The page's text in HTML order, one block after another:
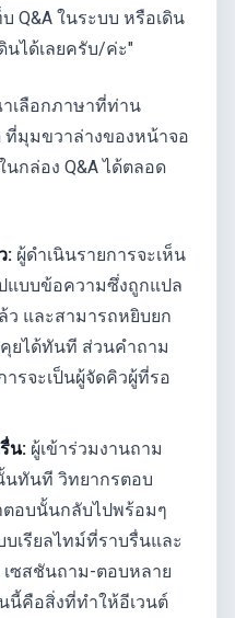
Q&A ในระบบ หรือเดิน
นได้เลยครับ/ค่ะ"
เลือกภาษาที่ท่าน
ที่มุมขวาล่างของหน้าจอ
กล่อง Q&A ได้ตลอด
: ผู้ดำเนินรายการจะเห็น
แบบข้อความซึ่งถูกแปล
ว และสามารถหยิบยก
ยได้ทันที ส่วนคำถาม
ารจะเป็นผู้จัดคิวผู้ที่รอ
น: ผู้เข้าร่วมงานถาม
ทันที วิทยากรตอบ
อบนั้นกลับไปพร้อมๆ
เรียลไทม์ที่ราบรื่นและ
ซสชันถาม-ตอบหลาย
นี้คือสิ่งที่ทำให้อีเวนต์